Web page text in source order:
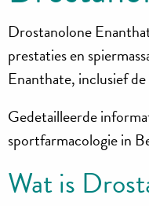
Drostanolone
prestaties en
Enanthate, inclusief
Gedetailleerde
sportfarmacologie in
Wat is